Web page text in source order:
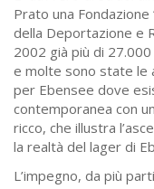
Prato una
della Deportazione e
2002 già più di
e molte sono state le
per Ebensee dove
contemporanea con
ricco, che illustra
la realtà del lager di
L’impegno, da più